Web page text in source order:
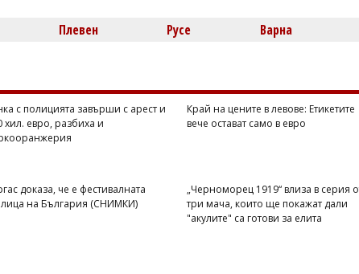
Плевен Русе Варна
с полицията завърши с арест и
хил. евро, разбиха и
Край на цените в левове: Етикетите
вече остават само в евро
доказа, че е фестивалната
на България (СНИМКИ)
„Черноморец 1919“ влиза в серия
три мача, които ще покажат дали
"акулите" са готови за елита